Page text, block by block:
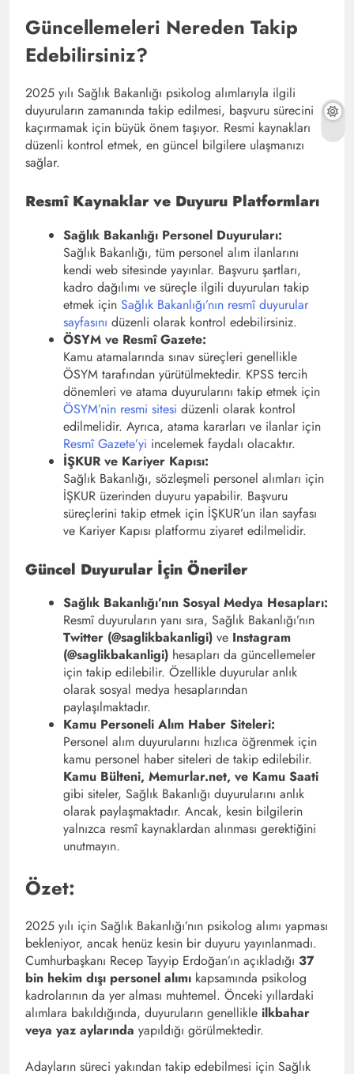
Güncellemeleri Nereden Takip
Edebilirsiniz?
2025 yılı Sağlık Bakanlığı psikolog alımlarıyla ilgili
duyuruların zamanında takip edilmesi, başvuru sürecini
kaçırmamak için büyük önem taşıyor. Resmi kaynakları
düzenli kontrol etmek, en güncel bilgilere ulaşmanızı
sağlar.
Resmî Kaynaklar ve Duyuru Platformları
Sağlık Bakanlığı Personel Duyuruları:
Sağlık Bakanlığı, tüm personel alım ilanlarını
kendi web sitesinde yayınlar. Başvuru şartları,
kadro dağılımı ve süreçle ilgili duyuruları takip
etmek için Sağlık Bakanlığı’nın resmî duyurular
sayfasını düzenli olarak kontrol edebilirsiniz.
ÖSYM ve Resmî Gazete:
Kamu atamalarında sınav süreçleri genellikle
ÖSYM tarafından yürütülmektedir. KPSS tercih
dönemleri ve atama duyurularını takip etmek için
ÖSYM’nin resmi sitesi düzenli olarak kontrol
edilmelidir. Ayrıca, atama kararları ve ilanlar için
Resmî Gazete’yi incelemek faydalı olacaktır.
İŞKUR ve Kariyer Kapısı:
Sağlık Bakanlığı, sözleşmeli personel alımları için
İŞKUR üzerinden duyuru yapabilir. Başvuru
süreçlerini takip etmek için İŞKUR’un ilan sayfası
ve Kariyer Kapısı platformu ziyaret edilmelidir.
Güncel Duyurular İçin Öneriler
Sağlık Bakanlığı’nın Sosyal Medya Hesapları:
Resmî duyuruların yanı sıra, Sağlık Bakanlığı’nın
Twitter (@saglikbakanligi) ve Instagram
(@saglikbakanligi) hesapları da güncellemeler
için takip edilebilir. Özellikle duyurular anlık
olarak sosyal medya hesaplarından
paylaşılmaktadır.
Kamu Personeli Alım Haber Siteleri:
Personel alım duyurularını hızlıca öğrenmek için
kamu personel haber siteleri de takip edilebilir.
Kamu Bülteni, Memurlar.net, ve Kamu Saati
gibi siteler, Sağlık Bakanlığı duyurularını anlık
olarak paylaşmaktadır. Ancak, kesin bilgilerin
yalnızca resmî kaynaklardan alınması gerektiğini
unutmayın.
Özet:
2025 yılı için Sağlık Bakanlığı’nın psikolog alımı yapması
bekleniyor, ancak henüz kesin bir duyuru yayınlanmadı.
Cumhurbaşkanı Recep Tayyip Erdoğan’ın açıkladığı 37
bin hekim dışı personel alımı kapsamında psikolog
kadrolarının da yer alması muhtemel. Önceki yıllardaki
alımlara bakıldığında, duyuruların genellikle ilkbahar
veya yaz aylarında yapıldığı görülmektedir.
Adayların süreci yakından takip edebilmesi için Sağlık